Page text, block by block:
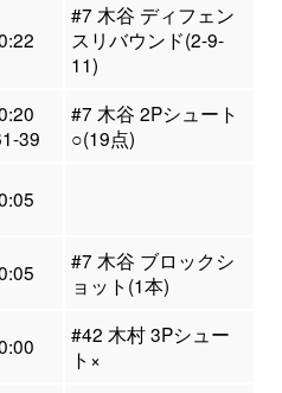
#7 木谷 ディフェン
スリバウンド(2-9-
11)
39
#7 木谷 2Pシュート
○(19点)
#7 木谷 ブロックシ
ョット(1本)
#42 木村 3Pシュー
ト×